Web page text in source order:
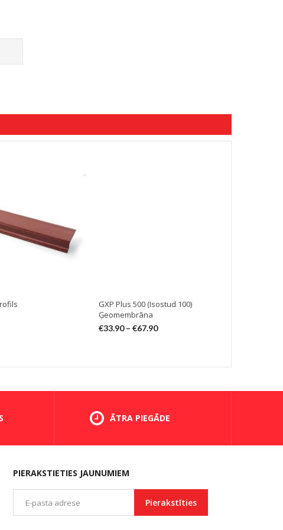
GXP Plus 500 (Isostud 100)
Ģeomembrāna
€33.90–€67.90
ĀTRA PIEGĀDE
PIERAKSTIETIES JAUNUMIEM
Pierakstīties